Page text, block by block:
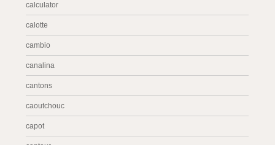
calculator
calotte
cambio
canalina
cantons
caoutchouc
capot